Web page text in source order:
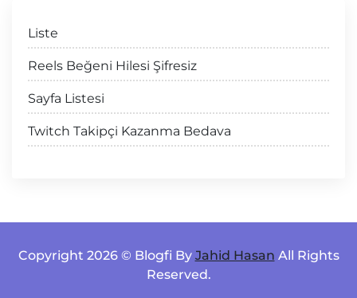
Liste
Reels Beğeni Hilesi Şifresiz
Sayfa Listesi
Twitch Takipçi Kazanma Bedava
Copyright 2026 © Blogfi By Jahid Hasan All Rights
Reserved.